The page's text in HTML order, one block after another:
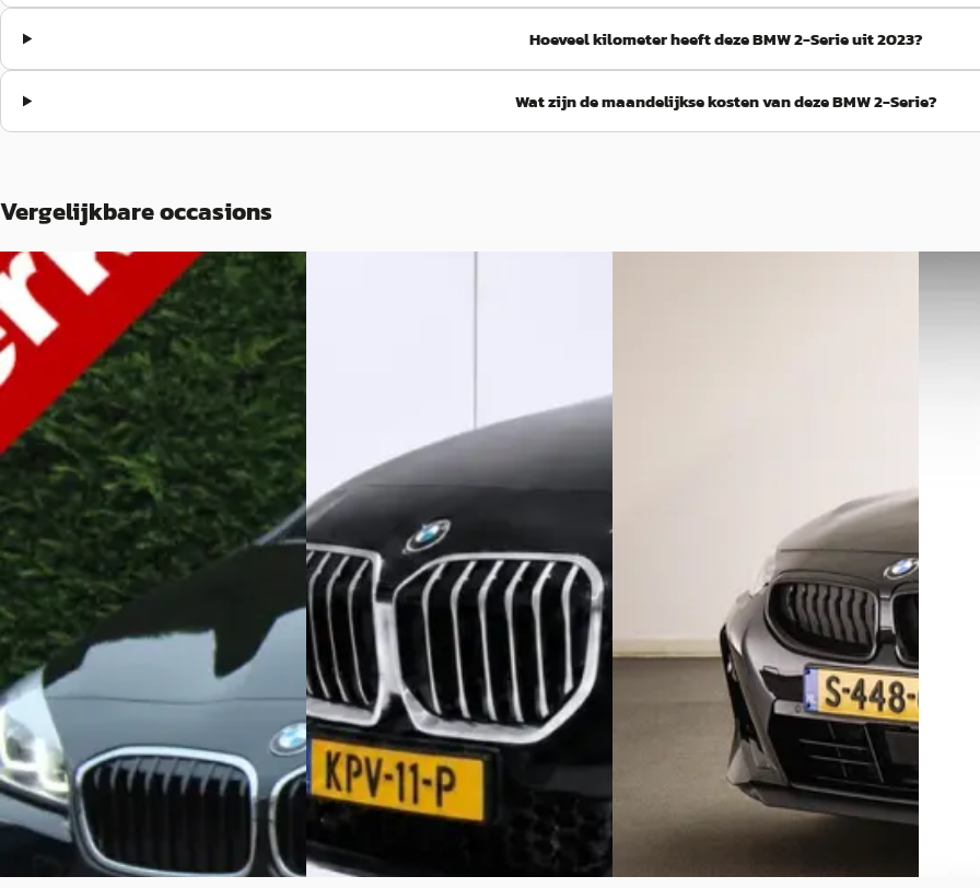
Hoeveel kilometer heeft deze BMW 2-Serie uit 2023?
Wat zijn de maandelijkse kosten van deze BMW 2-Serie?
Vergelijkbare occasions
C
BMW 2-Serie 2020
Gran Tourer 218i High Executive
Edition
€ 48.710
v.a. € 1.033/mnd
Boven markt
2020 · 64.962 km · Benzine · Automaat
Autobedrijf Jonkers BV
Bekijk aanbieding →
Vergelijk
2022 · 59.603 km · Plug-in hybride ·
Automaat
Autohuis Meppel· Meppel
Bekijk aanbieding →
Vergelijk
2022 · 30.533 km · Benzine · Automaat
Van Mourik Geldermalsen·
4,4 (308)
1619 dagen geleden geplaatst
Bekijk aanbieding →